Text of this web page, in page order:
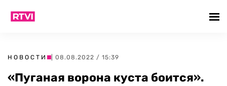
НОВОСТИ | 08.08.2022 / 15:39
«Пуганая ворона куста боится».